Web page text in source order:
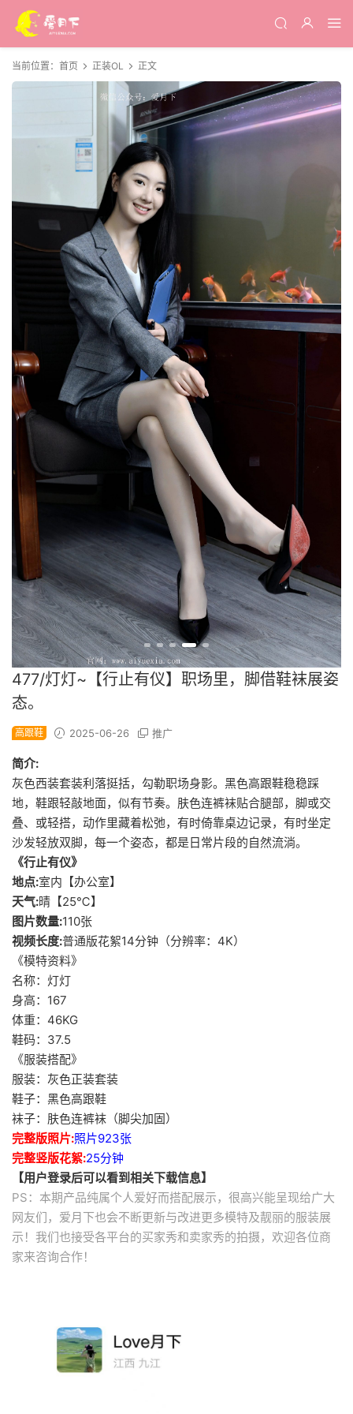
当前位置： 首页 正装OL 正文
477/灯灯~【行止有仪】职场里，脚借鞋袜展姿
态。
高跟鞋 2025-06-26 推广
简介:
灰色西装套装利落挺括，勾勒职场身影。黑色高跟鞋稳稳踩
地，鞋跟轻敲地面，似有节奏。肤色连裤袜贴合腿部，脚或交
叠、或轻搭，动作里藏着松弛，有时倚靠桌边记录，有时坐定
沙发轻放双脚，每一个姿态，都是日常片段的自然流淌。
《行止有仪》
地点:室内【办公室】
天气:晴【25℃】
图片数量:110张
视频长度:普通版花絮14分钟（分辨率：4K）
《模特资料》
名称：灯灯
身高：167
体重：46KG
鞋码：37.5
《服装搭配》
服装：灰色正装套装
鞋子：黑色高跟鞋
袜子：肤色连裤袜（脚尖加固）
完整版照片:照片923张
完整竖版花絮:25分钟
【用户登录后可以看到相关下载信息】
PS：本期产品纯属个人爱好而搭配展示，很高兴能呈现给广大
网友们，爱月下也会不断更新与改进更多模特及靓丽的服装展
示！我们也接受各平台的买家秀和卖家秀的拍摄，欢迎各位商
家来咨询合作！